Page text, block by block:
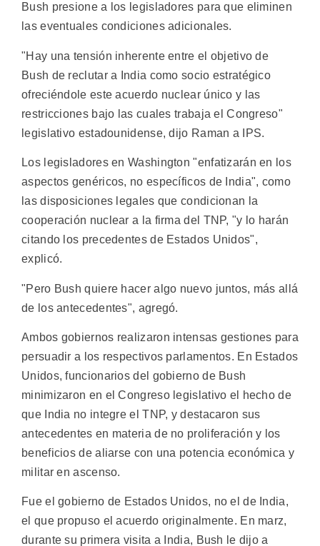
Bush presione a los legisladores para que eliminen
las eventuales condiciones adicionales.
"Hay una tensión inherente entre el objetivo de
Bush de reclutar a India como socio estratégico
ofreciéndole este acuerdo nuclear único y las
restricciones bajo las cuales trabaja el Congreso"
legislativo estadounidense, dijo Raman a IPS.
Los legisladores en Washington "enfatizarán en los
aspectos genéricos, no específicos de India", como
las disposiciones legales que condicionan la
cooperación nuclear a la firma del TNP, "y lo harán
citando los precedentes de Estados Unidos",
explicó.
"Pero Bush quiere hacer algo nuevo juntos, más allá
de los antecedentes", agregó.
Ambos gobiernos realizaron intensas gestiones para
persuadir a los respectivos parlamentos. En Estados
Unidos, funcionarios del gobierno de Bush
minimizaron en el Congreso legislativo el hecho de
que India no integre el TNP, y destacaron sus
antecedentes en materia de no proliferación y los
beneficios de aliarse con una potencia económica y
militar en ascenso.
Fue el gobierno de Estados Unidos, no el de India,
el que propuso el acuerdo originalmente. En marz,
durante su primera visita a India, Bush le dijo a